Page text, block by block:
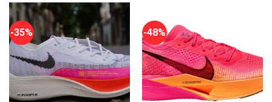
-35% -48%